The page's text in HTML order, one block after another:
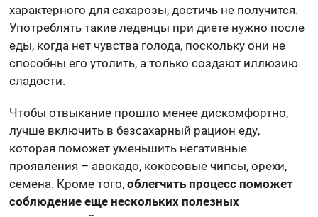
характерного для сахарозы, достичь не получится.
Употреблять такие леденцы при диете нужно после
еды, когда нет чувства голода, поскольку они не
способны его утолить, а только создают иллюзию
сладости.
Чтобы отвыкание прошло менее дискомфортно,
лучше включить в безсахарный рацион еду,
которая поможет уменьшить негативные
проявления – авокадо, кокосовые чипсы, орехи,
семена. Кроме того,облегчить процесс поможет
соблюдение еще нескольких полезных